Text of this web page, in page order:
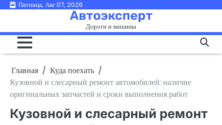
ПерейтиПятница, Авг 07, 2026
Автоэксперт
Дороги и машины
Главная
Куда поехать
Кузовной и слесарный ремонт автомобилей: наличие
оригинальных запчастей и сроки выполнения работ
Кузовной и слесарный ремонт